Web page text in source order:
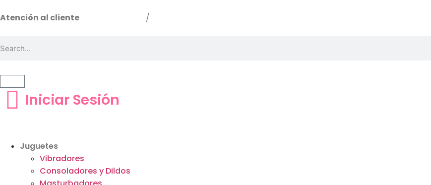
Atención al cliente /
Iniciar Sesión
Juguetes
Vibradores
Consoladores y Dildos